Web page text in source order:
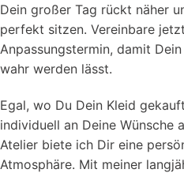
Dein großer Tag rückt näher
perfekt sitzen. Vereinbare
Anpassungstermin, damit
wahr werden lässt.
Egal, wo Du Dein Kleid
individuell an Deine Wünsche
Atelier biete ich Dir eine
Atmosphäre. Mit meiner